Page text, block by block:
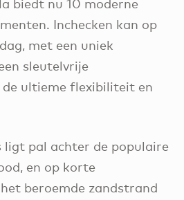
biedt nu 10 moderne
Inchecken kan op
met een uniek
sleutelvrije
de ultieme flexibiliteit en
ligt pal achter de populaire
en op korte
beroemde zandstrand